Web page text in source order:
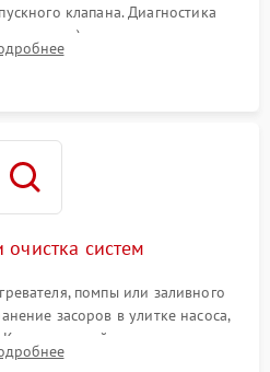
клапана. Диагностика
воды), датчика мутности,
модуля управления.
очистка систем
помпы или заливного
засоров в улитке насоса,
Компонентный ремонт платы
поврежденной проводки.